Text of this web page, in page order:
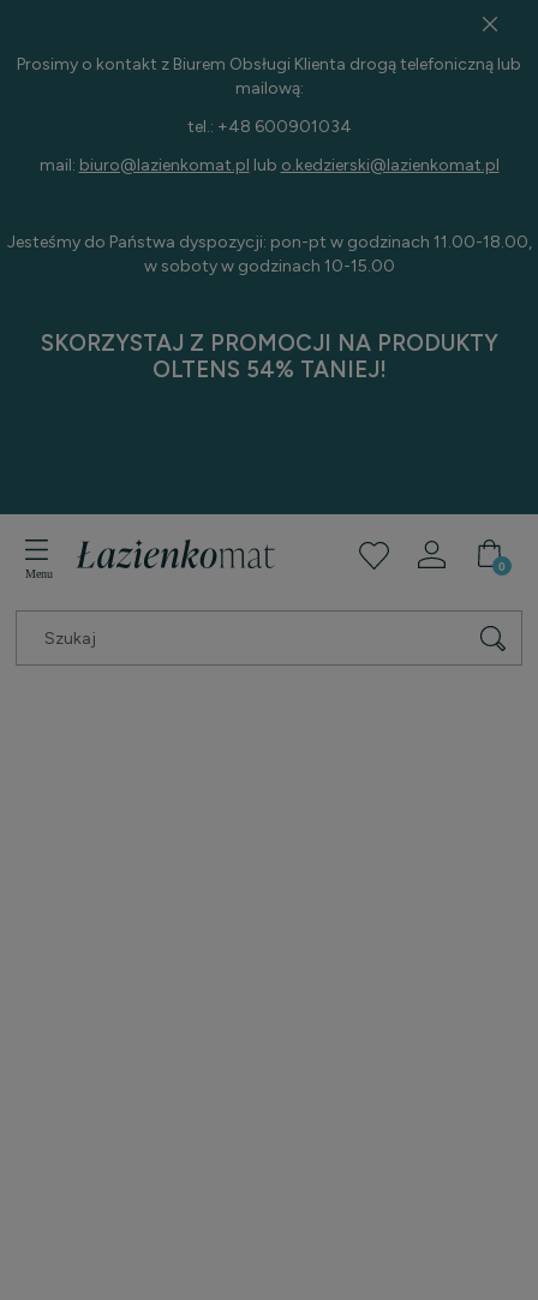
Prosimy o kontakt z Biurem Obsługi Klienta drogą telefoniczną lub
mailową:
tel.: +48 600901034
mail: biuro@lazienkomat.pl lub o.kedzierski@lazienkomat.pl
Jesteśmy do Państwa dyspozycji: pon-pt w godzinach 11.00-18.00,
w soboty w godzinach 10-15.00
SKORZYSTAJ Z PROMOCJI NA PRODUKTY
OLTENS 54% TANIEJ!